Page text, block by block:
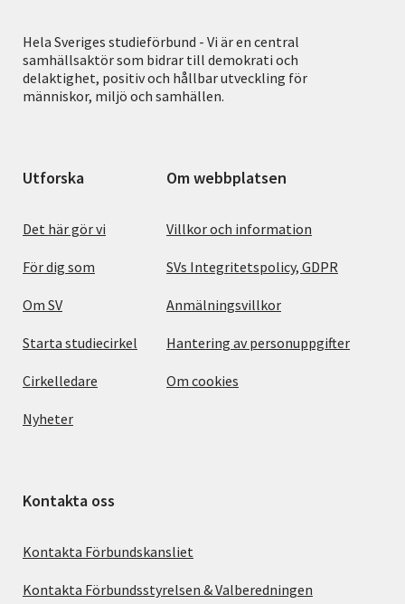
Hela Sveriges studieförbund - Vi är en central
samhällsaktör som bidrar till demokrati och
delaktighet, positiv och hållbar utveckling för
människor, miljö och samhällen.
Utforska
Det här gör vi
För dig som
Om SV
Starta studiecirkel
Cirkelledare
Nyheter
Om webbplatsen
Villkor och information
SVs Integritetspolicy, GDPR
Anmälningsvillkor
Hantering av personuppgifter
Om cookies
Kontakta oss
Kontakta Förbundskansliet
Kontakta Förbundsstyrelsen & Valberedningen